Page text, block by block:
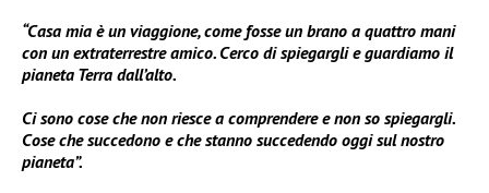
“Casa mia è un viaggione, come fosse un brano a quattro mani
con un extraterrestre amico. Cerco di spiegargli e guardiamo il
pianeta Terra dall’alto.
Ci sono cose che non riesce a comprendere e non so spiegargli.
Cose che succedono e che stanno succedendo oggi sul nostro
pianeta”.